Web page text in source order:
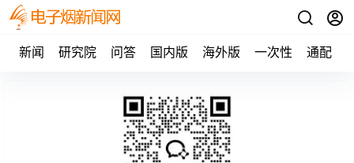
新闻 研究院 问答 国内版 海外版 一次性 通配